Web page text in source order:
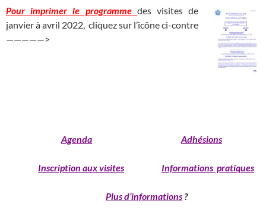
Pour imprimer le programme des visites de
janvier à avril 2022, cliquez sur l’icône ci-contre
—————>
Agenda Adhésions
Inscription aux visites Informations pratiques
Plus d’informations ?